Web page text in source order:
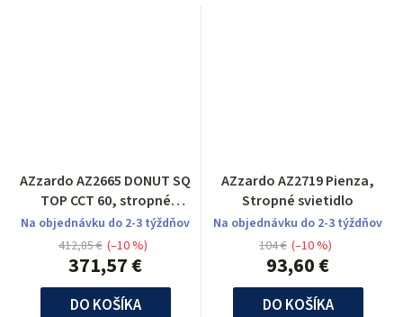
AZzardo AZ2665 DONUT SQ
TOP CCT 60, stropné
svietidlo
Na objednávku do 2-3 týždňov
371,57 €
412,85 € (–10 %)
DO KOŠÍKA
AZzardo AZ2719 Pienza,
Stropné svietidlo
Na objednávku do 2-3 týždňov
93,60 €
104 € (–10 %)
DO KOŠÍKA